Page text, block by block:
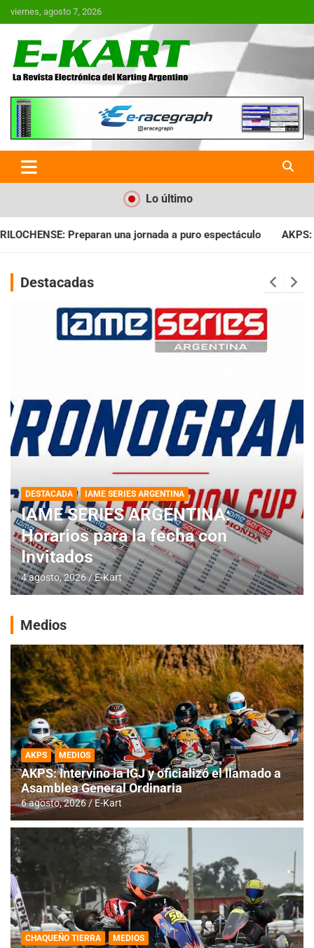
Saltar
al
viernes, agosto 7, 2026
E-Kart.com.ar | La Revista
Electrónica del Karting en
Argentina
Lo último
a puro espectáculo AKPS: Intervino la IGJ y oficializó el
Destacadas
DESTACADA IAME SERIES ARGENTINA
IAME SERIES ARGENTINA:
Horarios para la fecha con
Invitados
4 agosto, 2026 E-Kart
Medios
AKPS MEDIOS
AKPS: Intervino la IGJ y oficializó el llamado a
Asamblea General Ordinaria
6 agosto, 2026 E-Kart
CHAQUEÑO TIERRA MEDIOS